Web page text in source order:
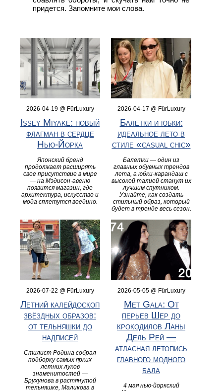
придется. Запомните мои слова.
2026-04-19 @ FürLuxury
Issey Miyake: новый
флагман в сердце
Нью-Йорка
Японский бренд
продолжает расширять
свое присутствие в мире
— на Мэдисон-авеню
появится магазин, где
архитектура, искусство и
мода сплетутся воедино.
2026-04-17 @ FürLuxury
Балетки и юбки:
идеальное лето в
стиле «casual chic»
Балетки — один из
главных обувных трендов
лета, а юбки-карандаш с
высокой талией станут их
лучшим спутником.
Узнайте, как создать
стильный образ, который
будет в тренде весь сезон.
2026-07-22 @ FürLuxury
Летний калейдоскоп
звёздных образов:
от тельняшки до
надписей
Стилист Родина собрал
подборку самых ярких
летних луков
знаменитостей —
Брухунова в растянутой
тельняшке, Маликова в
2026-05-05 @ FürLuxury
Met Gala: От
перьев Шер до
крокодилов Ланы
Дель Рей —
атласная летопись
главного модного
бала
4 мая нью-йоркский